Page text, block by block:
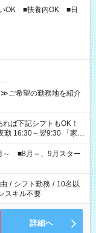
OK ■扶養内OK ■日
…
ご希望の勤務地を紹介
～翌9:30 「家族
飯の準備がしたい」
希望を教えてください
で週40時間を超える場
～ ■8月～、9月スター
/ シフト勤務 / 10名以
スキル不要
詳細へ